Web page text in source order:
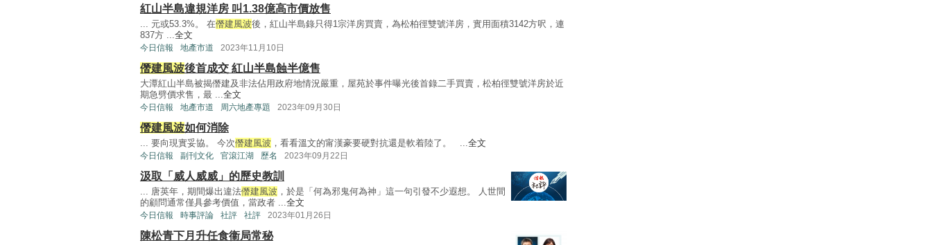
紅山半島違規洋房 叫1.38億高市價放售
... 元或53.3%。 在僭建風波後，紅山半島錄只得1宗洋房買賣，為松柏徑雙號洋房，實用面積3142方呎，連
837方 ...全文
今日信報 地產市道 2023年11月10日
僭建風波後首成交 紅山半島蝕半億售
大潭紅山半島被揭僭建及非法佔用政府地情況嚴重，屋苑於事件曝光後首錄二手買賣，松柏徑雙號洋房於近
期急劈價求售，最 ...全文
今日信報 地產市道 周六地產專題 2023年09月30日
僭建風波如何消除
... 要向現實妥協。 今次僭建風波 ，看看溫文的甯漢豪要硬對抗還是軟着陸了。 ...全文
今日信報 副刊文化 官滾江湖 歷名 2023年09月22日
汲取「威人威威」的歷史教訓
... 唐英年，期間爆出違法僭建風波 ，於是「何為邪鬼何為神」這一句引發不少遐想。 人世間
的顧問通常僅具參考價值，當政者 ...全文
今日信報 時事評論 社評 社評 2023年01月26日
陳松青下月升任食衞局常秘